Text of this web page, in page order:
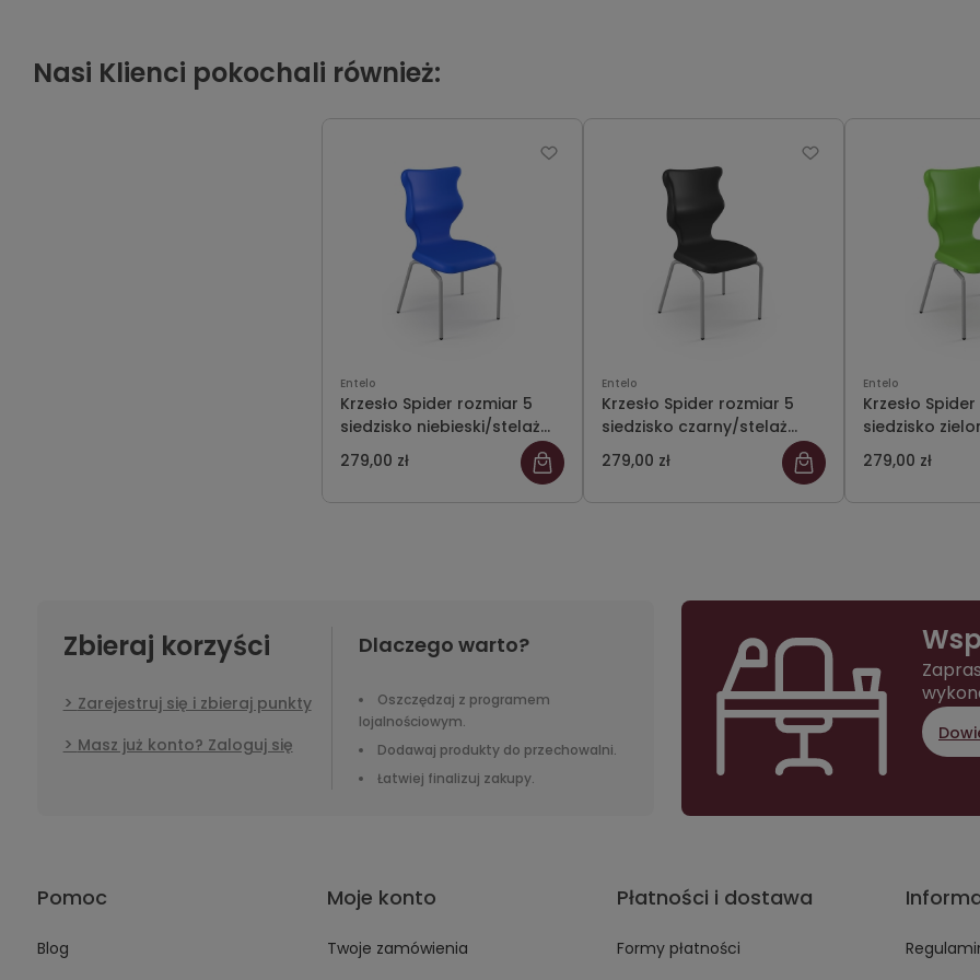
Nasi Klienci pokochali również:
Entelo
Krzesło Spider rozmiar 5
siedzisko niebieski/stelaż
szary
279,00 zł
Entelo
Krzesło Spider rozmiar 5
siedzisko czarny/stelaż
szary
279,00 zł
Entelo
Krzesło
siedzisko
szary
279,00 zł
Zbieraj korzyści
Zarejestruj się i zbieraj punkty
Masz już konto? Zaloguj się
Dlaczego warto?
Oszczędzaj z programem
lojalnościowym.
Dodawaj produkty do przechowalni.
Łatwiej finalizuj zakupy.
Pomoc
Blog
Moje konto
Twoje zamówienia
Płatności i dostawa
Formy płatności